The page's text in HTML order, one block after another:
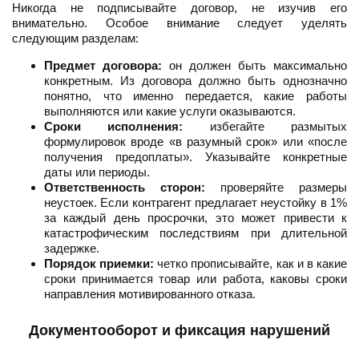
Никогда не подписывайте договор, не изучив его
внимательно. Особое внимание следует уделять
следующим разделам:
Предмет договора: он должен быть максимально
конкретным. Из договора должно быть однозначно
понятно, что именно передается, какие работы
выполняются или какие услуги оказываются.
Сроки исполнения: избегайте размытых
формулировок вроде «в разумный срок» или «после
получения предоплаты». Указывайте конкретные
даты или периоды.
Ответственность сторон: проверяйте размеры
неустоек. Если контрагент предлагает неустойку в 1%
за каждый день просрочки, это может привести к
катастрофическим последствиям при длительной
задержке.
Порядок приемки: четко прописывайте, как и в какие
сроки принимается товар или работа, каковы сроки
направления мотивированного отказа.
Документооборот и фиксация нарушений